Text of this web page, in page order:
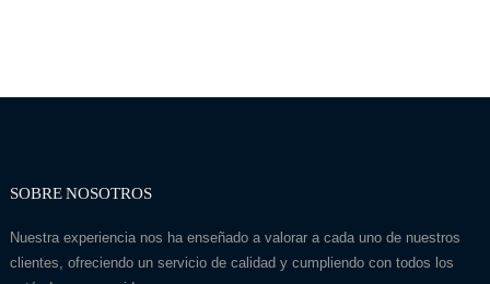
SOBRE NOSOTROS
Nuestra experiencia nos ha enseñado a valorar a cada uno de nuestros
clientes, ofreciendo un servicio de calidad y cumpliendo con todos los